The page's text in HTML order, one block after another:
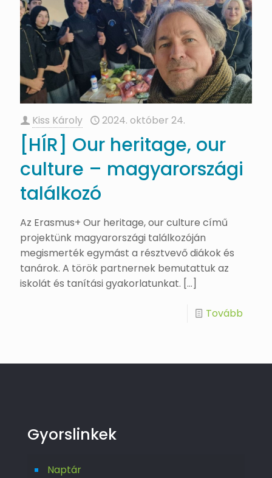
Kiss Károly 2024. október 24.
[HÍR] Our heritage, our
culture – magyarországi
találkozó
Az Erasmus+ Our heritage, our culture című
projektünk magyarországi találkozóján
megismerték egymást a résztvevő diákok és
tanárok. A török partnernek bemutattuk az
iskolát és tanítási gyakorlatunkat. […]
Tovább
Gyorslinkek
Naptár